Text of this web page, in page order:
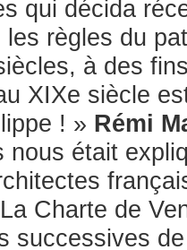
qui décida
les règles du
à des
XIXe siècle
! » Rémi
nous était
Charte de
successives